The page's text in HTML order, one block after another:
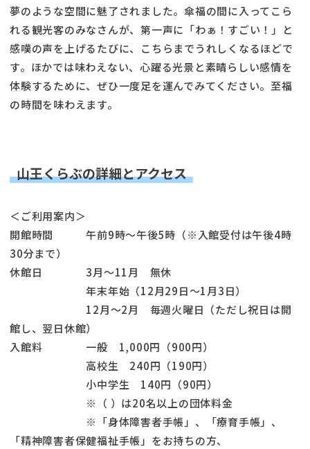
夢のような空間に魅了されました。傘福の間に入ってこら
れる観光客のみなさんが、第一声に「わぁ！すごい！」と
感嘆の声を上げるたびに、こちらまでうれしくなるほどで
す。ほかでは味わえない、心躍る光景と素晴らしい感情を
体験するために、ぜひ一度足を運んでみてください。至福
の時間を味わえます。
山王くらぶの詳細とアクセス
＜ご利用案内＞
開館時間 午前9時〜午後5時（※入館受付は午後4時
30分まで）
休館日 3月～11月 無休
年末年始（12月29日〜1月3日）
12月〜2月 毎週火曜日（ただし祝日は開
館し、翌日休館）
入館料 一般 1,000円（900円）
高校生 240円（190円）
小中学生 140円（90円）
※（ ）は20名以上の団体料金
※「身体障害者手帳」、「療育手帳」、
「精神障害者保健福祉手帳」をお持ちの方、